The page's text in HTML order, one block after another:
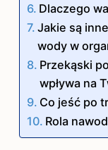
Dlaczego
Jakie są
wody w
Przekąski
wpływa na
Co jeść po
Rola